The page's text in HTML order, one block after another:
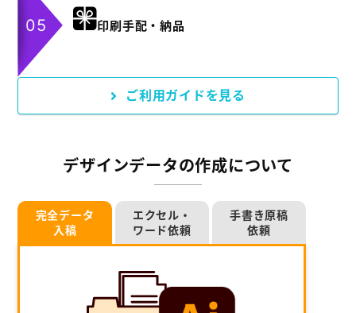
印刷手配・納品
ご利用ガイドを見る
デザインデータの作成について
完全データ
入稿
エクセル・
ワード依頼
手書き原稿
依頼